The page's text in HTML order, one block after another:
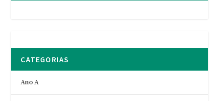
CATEGORIAS
Ano A